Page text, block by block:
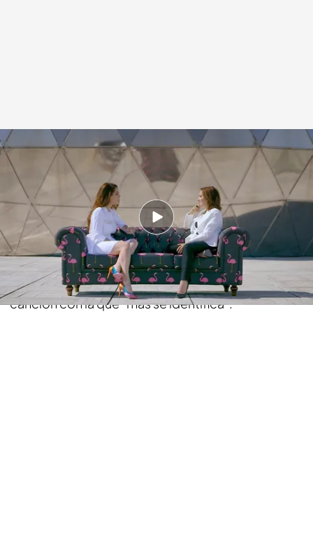
cuatro.com
07 JUN 2015 - 23:50h.
Compartir
En el 'chester-terapia' de Ruth Lorenzo, también
ha tenido hueco la música. Así nos ha cantado la
canción con la que "más se identifica".